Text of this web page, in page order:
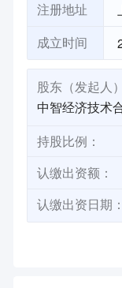
注册地址
成立时间
股东（发起人
中智经济技术
持股比例：
认缴出资额：
认缴出资日期：